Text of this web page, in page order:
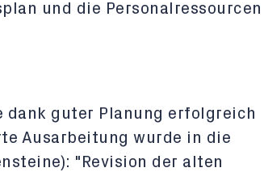
und die Personalressourcen
dank guter Planung erfolgreich
Ausarbeitung wurde in die
"Revision der alten